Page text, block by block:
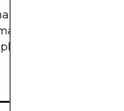
ejecución
incluso a los
del mercado